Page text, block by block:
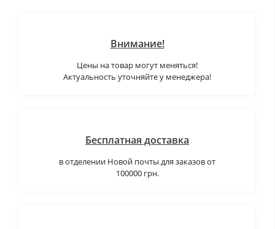
Внимание!
Цены на товар могут меняться!
Актуальность уточняйте у менеджера!
Бесплатная доставка
в отделении Новой почты для заказов от
100000 грн.